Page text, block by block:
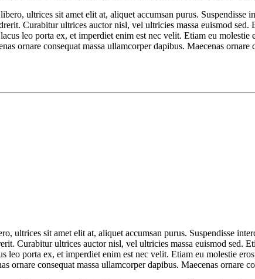
ultrices sit amet elit at, aliquet accumsan purus.
Curabitur ultrices auctor nisl, vel ultricies massa euismod
leo porta ex, et imperdiet enim est nec velit. Etiam eu
ornare consequat massa ullamcorper dapibus. Maecenas
ultrices sit amet elit at, aliquet accumsan purus. Suspendisse
Curabitur ultrices auctor nisl, vel ultricies massa euismod sed.
porta ex, et imperdiet enim est nec velit. Etiam eu molestie
ornare consequat massa ullamcorper dapibus. Maecenas ornare